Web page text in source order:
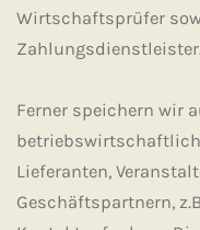
Wirtschaftsprüfer
Ferner speichern wir
Lieferanten,
Geschäftspartnern,